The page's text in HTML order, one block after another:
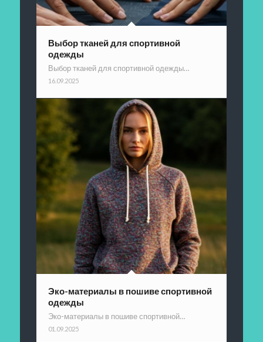
Выбор тканей для спортивной
одежды
Выбор тканей для спортивной одежды…
16.09.2025
Эко-материалы в пошиве спортивной
одежды
Эко-материалы в пошиве спортивной…
01.09.2025